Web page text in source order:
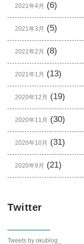
2021年4月 (6)
2021年3月 (5)
2021年2月 (8)
2021年1月 (13)
2020年12月 (19)
2020年11月 (30)
2020年10月 (31)
2020年9月 (21)
Twitter
Tweets by okublog_